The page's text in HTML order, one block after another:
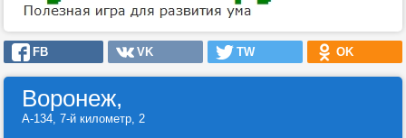
FB VK TW OK
Воронеж,
А-134, 7-й километр, 2